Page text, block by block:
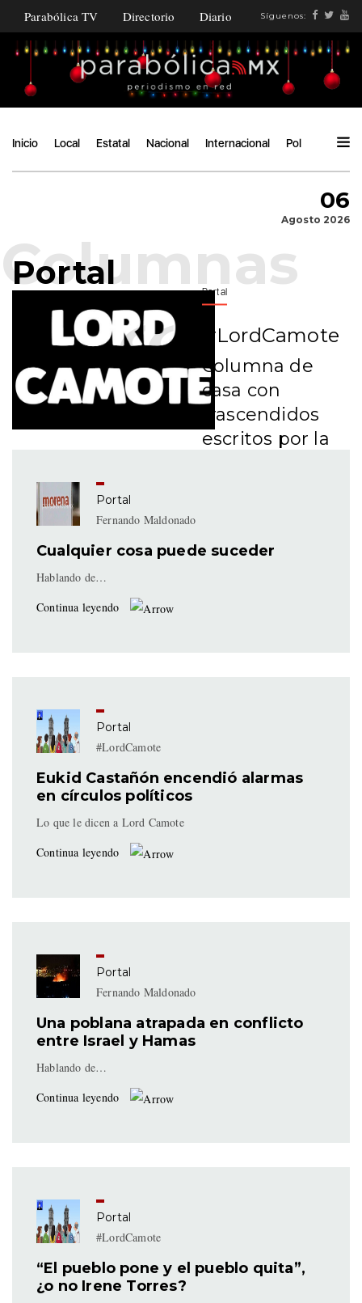
Parabólica TV Directorio Diario Síguenos:
Inicio Local Estatal Nacional Internacional Política
06
Agosto 2026
Portal Portal
#LordCamote
Columna de
casa con
trascendidos
escritos por la
Portal
Fernando Maldonado
Cualquier cosa puede suceder
Hablando de…
Continua leyendo
Portal
#LordCamote
Eukid Castañón encendió alarmas
en círculos políticos
Lo que le dicen a Lord Camote
Continua leyendo
Portal
Fernando Maldonado
Una poblana atrapada en conflicto
entre Israel y Hamas
Hablando de…
Continua leyendo
Portal
#LordCamote
“El pueblo pone y el pueblo quita”,
¿o no Irene Torres?